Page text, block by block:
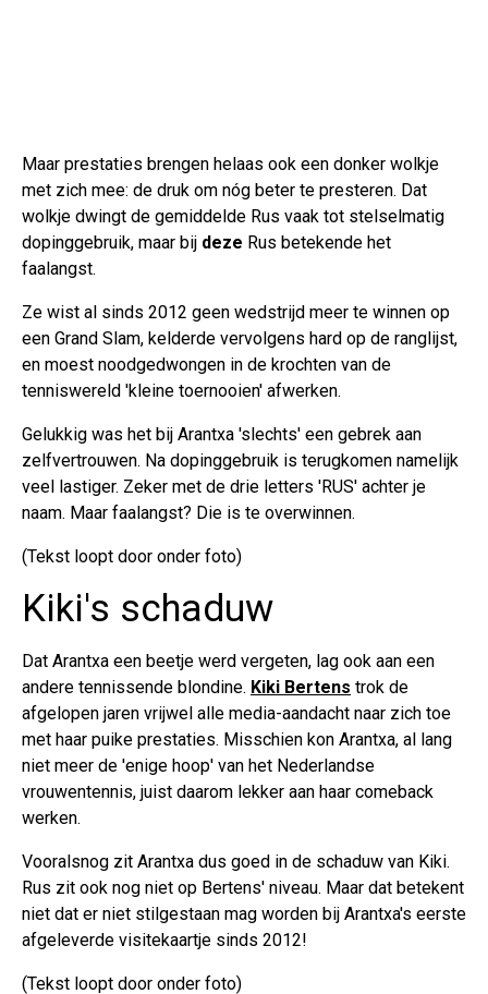
Maar prestaties brengen helaas ook een donker wolkje
met zich mee: de druk om nóg beter te presteren. Dat
wolkje dwingt de gemiddelde Rus vaak tot stelselmatig
dopinggebruik, maar bij deze Rus betekende het
faalangst.
Ze wist al sinds 2012 geen wedstrijd meer te winnen op
een Grand Slam, kelderde vervolgens hard op de ranglijst,
en moest noodgedwongen in de krochten van de
tenniswereld 'kleine toernooien' afwerken.
Gelukkig was het bij Arantxa 'slechts' een gebrek aan
zelfvertrouwen. Na dopinggebruik is terugkomen namelijk
veel lastiger. Zeker met de drie letters 'RUS' achter je
naam. Maar faalangst? Die is te overwinnen.
(Tekst loopt door onder foto)
Kiki's schaduw
Dat Arantxa een beetje werd vergeten, lag ook aan een
andere tennissende blondine. Kiki Bertens trok de
afgelopen jaren vrijwel alle media-aandacht naar zich toe
met haar puike prestaties. Misschien kon Arantxa, al lang
niet meer de 'enige hoop' van het Nederlandse
vrouwentennis, juist daarom lekker aan haar comeback
werken.
Vooralsnog zit Arantxa dus goed in de schaduw van Kiki.
Rus zit ook nog niet op Bertens' niveau. Maar dat betekent
niet dat er niet stilgestaan mag worden bij Arantxa's eerste
afgeleverde visitekaartje sinds 2012!
(Tekst loopt door onder foto)